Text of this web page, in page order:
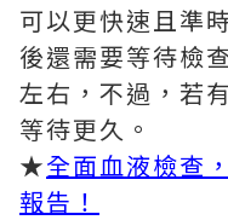
可以更快速且準
後還需要等待檢
左右，不過，若
等待更久。
★全面血液檢查
報告！